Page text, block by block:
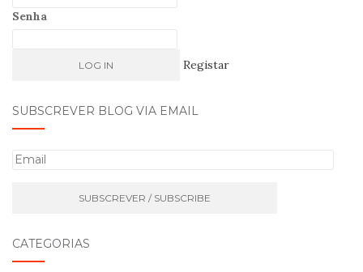
Senha
Registar
SUBSCREVER BLOG VIA EMAIL
E
CATEGORIAS